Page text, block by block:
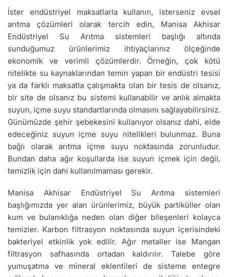
İster endüstriyel maksatlarla kullanın, isterseniz evsel
arıtma çözümleri olarak tercih edin, Manisa Akhisar
Endüstriyel Su Arıtma sistemleri başlığı altında
sunduğumuz ürünlerimiz ihtiyaçlarınız ölçeğinde
ekonomik ve verimli çözümlerdir. Örneğin, çok kötü
nitelikte su kaynaklarından temin yapan bir endüstri tesisi
ya da farklı maksatla çalışmakta olan bir tesis de olsanız,
bir site de olsanız bu sistemi kullanabilir ve anlık almakta
suyun, içme suyu standartlarında olmasını sağlayabilirsiniz.
Günümüzde şehir şebekesini kullanıyor olsanız dahi, elde
edeceğiniz suyun içme suyu nitelikleri bulunmaz. Buna
bağlı olarak arıtma içme suyu noktasında zorunludur.
Bundan daha ağır koşullarda ise suyun içmek için değil,
temizlik için dahi kullanılmaması gerekir.
Manisa Akhisar Endüstriyel Su Arıtma sistemleri
başlığımızda yer alan ürünlerimiz, büyük partiküller olan
kum ve bulanıklığa neden olan diğer bileşenleri kolayca
temizler. Karbon filtrasyon noktasında suyun içerisindeki
bakteriyel etkinlik yok edilir. Ağır metaller ise Mangan
filtrasyon safhasında ortadan kaldırılır. Talebe göre
yumuşatma ve mineral eklentileri de sisteme entegre